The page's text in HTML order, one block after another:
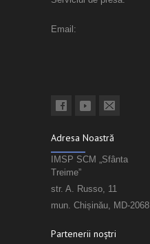
Email:
Adresa Noastră
IMSP SCM „Sfânta
Treime”
str. A. Russo, 11
mun. Chișinău, MD-2068
Partenerii noștri